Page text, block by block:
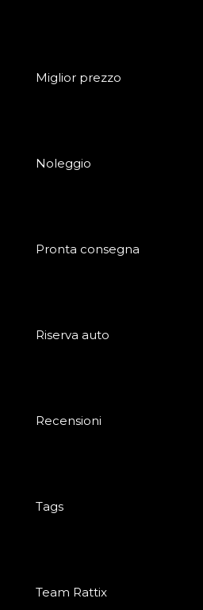
Miglior prezzo
Noleggio
Pronta consegna
Riserva auto
Recensioni
Tags
Team Rattix